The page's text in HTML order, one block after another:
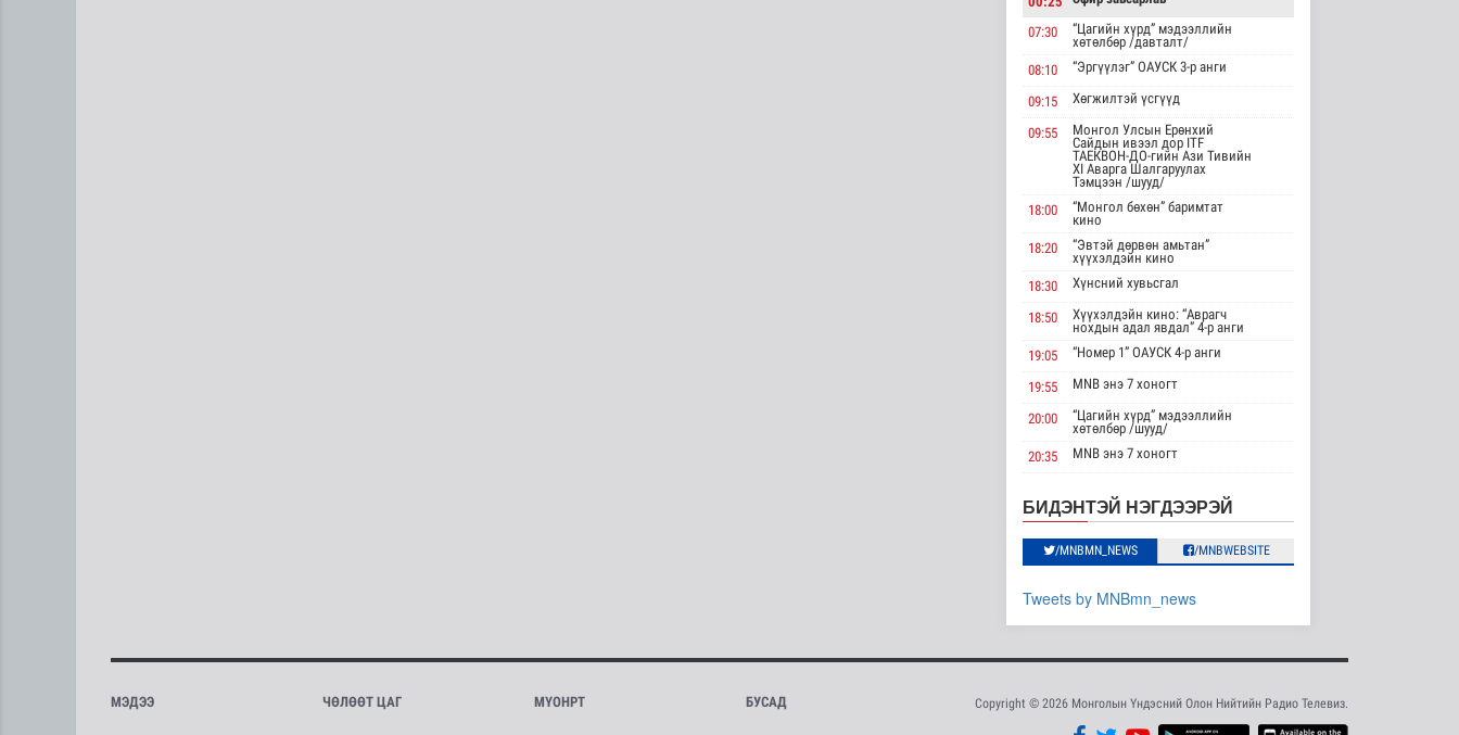
Засгийн газрын ээлжит
хуралдаанаас гаргасан
шийд..
Улс төр
Жил бүр 500-700 толгой
тарвагыг сэргээн болон
сэ..
Байгаль орчин
17 цаг 56 минутын өмнө
Төслийн хүрээнд
суурилуулсан зарлан
Нийгэм
17 цаг 3 минутын өмнө
Дэлхийн цаа бугын
Цагаанну..
Нийгэм
17 цаг 4 минутын өмнө
нөөцтэй б..
Улс төр
17 цаг 26 минутын өмнө
мужийн төлөөлөгчид
18 цаг 3 минутын өмнө
“Шинэ тойрог зам”
төсөл хэрэгжсэнээр
хөдөлгөөний..
07:30
“Цагийн хүрд” мэдээллийн
хөтөлбөр /давталт/
08:10
“Эргүүлэг” ОАУСК 3-р анги
09:15 Хөгжилтэй үсгүүд
09:55
Монгол Улсын Ерөнхий
Сайдын ивээл дор ITF
ТАЕКВОН-ДО-гийн Ази Тивийн
XI Аварга Шалгаруулах
Тэмцээн /шууд/
18:00
“Монгол бөхөн” баримтат
кино
18:20
“Эвтэй дөрвөн амьтан”
хүүхэлдэйн кино
18:30
Хүнсний хувьсгал
18:50
Хүүхэлдэйн кино: “Аврагч
нохдын адал явдал” 4-р анги
19:05
“Номер 1” ОАУСК 4-р анги
19:55 MNB энэ 7 хоногт
20:00
“Цагийн хүрд” мэдээллийн
хөтөлбөр /шууд/
20:35
MNB энэ 7 хоногт
Дорноговь аймгаас /шууд/
22:10
“Эргүүлэг” ОАУСК 4-р анги
23:25
“Гэрэлтэй цонх” үдшийн
хөтөлбөр
БИДЭНТЭЙ НЭГДЭЭРЭЙ
/MNBMN_NEWS /MNBWEBSITE
Tweets by MNBmn_news
МЭДЭЭ ЧӨЛӨӨТ ЦАГ МҮОНРТ БУСАД Copyright © 2026 Монголын Үндэсний Олон Нийтийн Радио Телевиз.